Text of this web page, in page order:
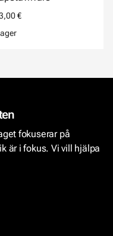
€
fokuserar på
är i fokus. Vi vill hjälpa